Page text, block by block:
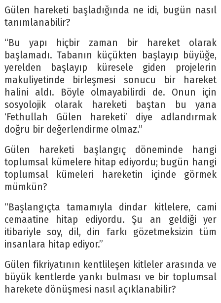
Gülen hareketi başladığında ne idi, bugün nasıl
tanımlanabilir?
“Bu yapı hiçbir zaman bir hareket olarak
başlamadı. Tabanın küçükten başlayıp büyüğe,
yerelden başlayıp küresele giden projelerin
makuliyetinde birleşmesi sonucu bir hareket
halini aldı. Böyle olmayabilirdi de. Onun için
sosyolojik olarak hareketi baştan bu yana
‘Fethullah Gülen hareketi’ diye adlandırmak
doğru bir değerlendirme olmaz.”
Gülen hareketi başlangıç döneminde hangi
toplumsal kümelere hitap ediyordu; bugün hangi
toplumsal kümeleri hareketin içinde görmek
mümkün?
“Başlangıçta tamamıyla dindar kitlelere, cami
cemaatine hitap ediyordu. Şu an geldiği yer
itibariyle soy, dil, din farkı gözetmeksizin tüm
insanlara hitap ediyor.”
Gülen fikriyatının kentlileşen kitleler arasında ve
büyük kentlerde yankı bulması ve bir toplumsal
harekete dönüşmesi nasıl açıklanabilir?